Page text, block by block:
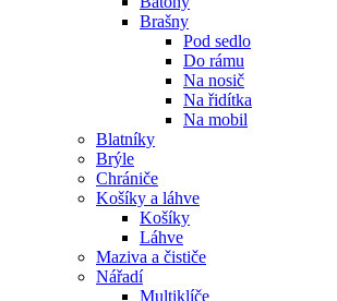
Brašny
Pod sedlo
Do rámu
Na nosič
Na řidítka
Na mobil
Blatníky
Brýle
Chrániče
Košíky a láhve
Košíky
Láhve
Maziva a čističe
Nářadí
Multiklíče